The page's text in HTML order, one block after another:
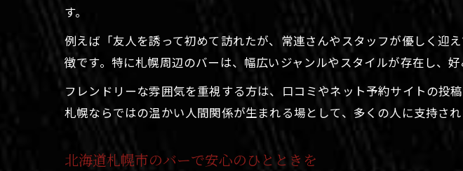
北海道札幌市のバ
札幌市で初対面で
札幌市でアットホーム
アットホームな
札幌市のバー文化
フレンドリーな札
北海道札幌市で心
す。
例えば「友人を誘って初めて訪れたが、常連さんやスタッフが優しく迎
徴です。特に札幌周辺のバーは、幅広いジャンルやスタイルが存在し、
フレンドリーな雰囲気を重視する方は、口コミやネット予約サイトの投
札幌ならではの温かい人間関係が生まれる場として、多くの人に支持され
北海道札幌市のバーで安心のひとときを